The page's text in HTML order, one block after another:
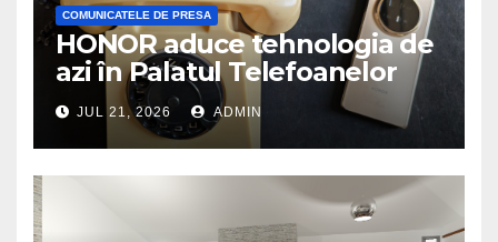
COMUNICATELE DE PRESA
HONOR aduce tehnologia de
azi în Palatul Telefoanelor
JUL 21, 2026 ADMIN